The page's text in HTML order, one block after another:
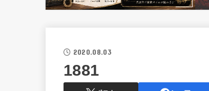
2020.08.03
1881